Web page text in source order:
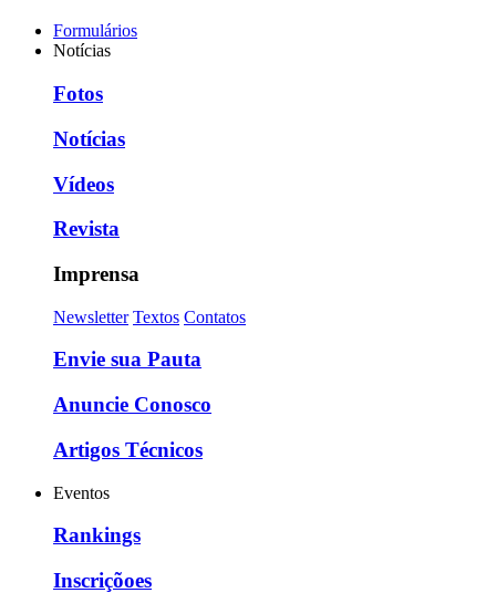
Formulários
Notícias
Fotos
Notícias
Vídeos
Revista
Imprensa
Newsletter Textos Contatos
Envie sua Pauta
Anuncie Conosco
Artigos Técnicos
Eventos
Rankings
Inscriçõoes